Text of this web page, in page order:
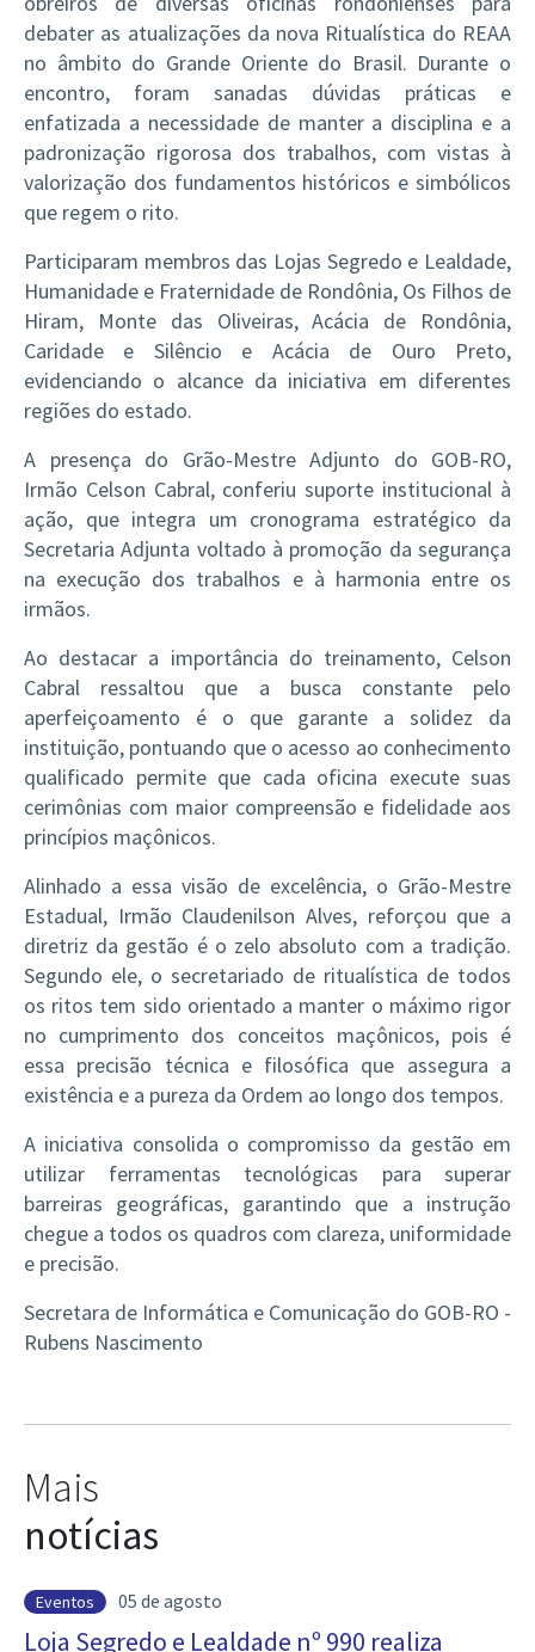
debater as atualizações da nova Ritualística do REAA
no âmbito do Grande Oriente do Brasil. Durante o
encontro, foram sanadas dúvidas práticas e
enfatizada a necessidade de manter a disciplina e a
padronização rigorosa dos trabalhos, com vistas à
valorização dos fundamentos históricos e simbólicos
que regem o rito.
Participaram membros das Lojas Segredo e Lealdade,
Humanidade e Fraternidade de Rondônia, Os Filhos de
Hiram, Monte das Oliveiras, Acácia de Rondônia,
Caridade e Silêncio e Acácia de Ouro Preto,
evidenciando o alcance da iniciativa em diferentes
regiões do estado.
A presença do Grão-Mestre Adjunto do GOB-RO,
Irmão Celson Cabral, conferiu suporte institucional à
ação, que integra um cronograma estratégico da
Secretaria Adjunta voltado à promoção da segurança
na execução dos trabalhos e à harmonia entre os
irmãos.
Ao destacar a importância do treinamento, Celson
Cabral ressaltou que a busca constante pelo
aperfeiçoamento é o que garante a solidez da
instituição, pontuando que o acesso ao conhecimento
qualificado permite que cada oficina execute suas
cerimônias com maior compreensão e fidelidade aos
princípios maçônicos.
Alinhado a essa visão de excelência, o Grão-Mestre
Estadual, Irmão Claudenilson Alves, reforçou que a
diretriz da gestão é o zelo absoluto com a tradição.
Segundo ele, o secretariado de ritualística de todos
os ritos tem sido orientado a manter o máximo rigor
no cumprimento dos conceitos maçônicos, pois é
essa precisão técnica e filosófica que assegura a
existência e a pureza da Ordem ao longo dos tempos.
A iniciativa consolida o compromisso da gestão em
utilizar ferramentas tecnológicas para superar
barreiras geográficas, garantindo que a instrução
chegue a todos os quadros com clareza, uniformidade
e precisão.
Secretara de Informática e Comunicação do GOB-RO -
Rubens Nascimento
Mais
notícias
Eventos 05 de agosto
Loja Segredo e Lealdade nº 990 realiza